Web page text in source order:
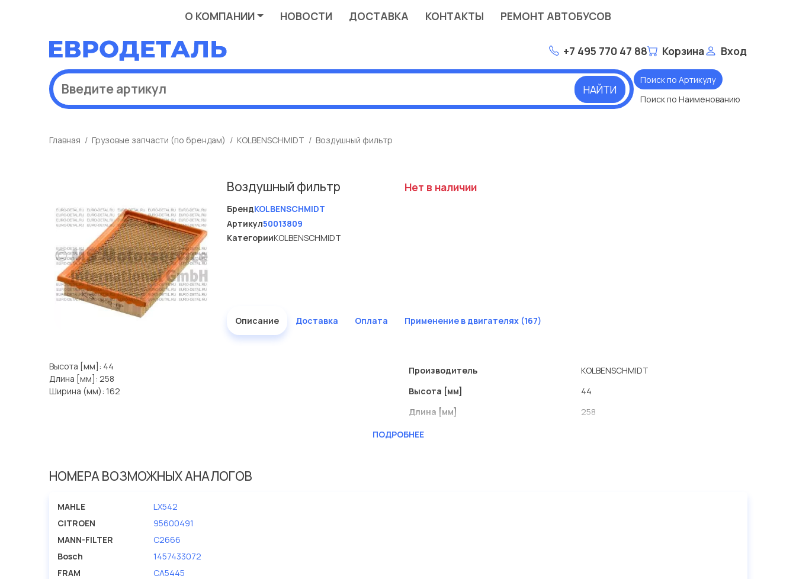
О КОМПАНИИ НОВОСТИ ДОСТАВКА КОНТАКТЫ РЕМОНТ АВТОБУСОВ
+7 495 770 47 88 Корзина Вход
НАЙТИ
Поиск по Артикулу
Поиск по Наименованию
Главная Грузовые запчасти (по брендам) KOLBENSCHMIDT Воздушный фильтр
Воздушный фильтр
БрендKOLBENSCHMIDT
Артикул50013809
КатегорииKOLBENSCHMIDT
Нет в наличии
Описание Доставка Оплата Применение в двигателях (167)
Высота [мм]: 44
Длина [мм]: 258
Ширина (мм): 162
Производитель
KOLBENSCHMIDT
Высота [мм]
44
Длина [мм]
258
Ширина (мм)
ПОДРОБНЕЕ
НОМЕРА ВОЗМОЖНЫХ АНАЛОГОВ
MAHLE
LX542
CITROEN
95600491
MANN-FILTER
C2666
Bosch
1457433072
FRAM
CA5445